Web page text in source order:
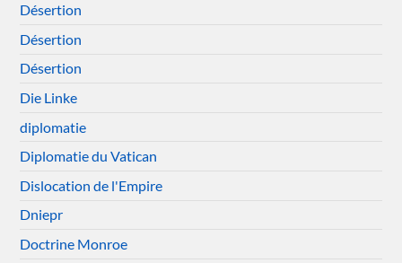
Désertion
Désertion
Désertion
Die Linke
diplomatie
Diplomatie du Vatican
Dislocation de l'Empire
Dniepr
Doctrine Monroe